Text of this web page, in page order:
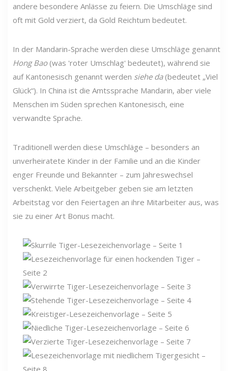
andere besondere Anlässe zu feiern. Die Umschläge sind
oft mit Gold verziert, da Gold Reichtum bedeutet.
In der Mandarin-Sprache werden diese Umschläge genannt
Hong Bao(was 'roter Umschlag' bedeutet), während sie
auf Kantonesisch genannt werden siehe da(bedeutet „Viel
Glück“). In China ist die Amtssprache Mandarin, aber viele
Menschen im Süden sprechen Kantonesisch, eine
verwandte Sprache.
Traditionell werden diese Umschläge – besonders an
unverheiratete Kinder in der Familie und an die Kinder
enger Freunde und Bekannter – zum Jahreswechsel
verschenkt. Viele Arbeitgeber geben sie am letzten
Arbeitstag vor den Feiertagen an ihre Mitarbeiter aus, was
sie zu einer Art Bonus macht.